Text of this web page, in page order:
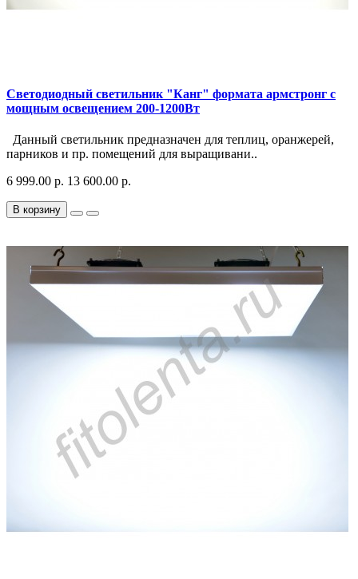
Светодиодный светильник "Канг" формата армстронг с
мощным освещением 200-1200Вт
Данный светильник предназначен для теплиц, оранжерей,
парников и пр. помещений для выращивани..
6 999.00 р. 13 600.00 р.
В корзину